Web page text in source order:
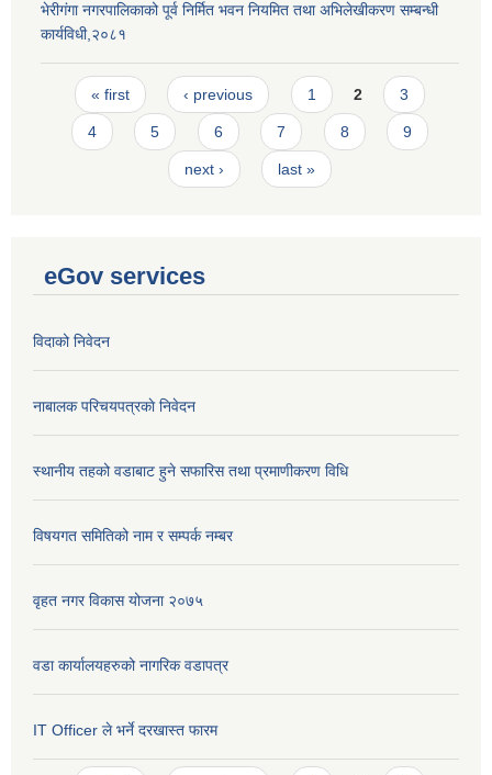
भेरीगंगा नगरपालिकाको पूर्व निर्मित भवन नियमित तथा अभिलेखीकरण सम्बन्धी
कार्यविधी,२०८१
Pages
« first ‹ previous 1 2 3
4 5 6 7 8 9
next › last »
eGov services
विदाको निवेदन
नाबालक परिचयपत्रकाे निवेदन
स्थानीय तहको वडाबाट हुने सफारिस तथा प्रमाणीकरण विधि
विषयगत समितिको नाम र सम्पर्क नम्बर
वृहत नगर विकास योजना २०७५
वडा कार्यालयहरुको नागरिक वडापत्र
IT Officer ले भर्ने दरखास्त फारम